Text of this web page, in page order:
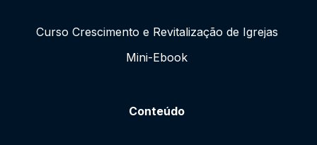
Curso Crescimento e Revitalização de Igrejas
Mini-Ebook
Conteúdo